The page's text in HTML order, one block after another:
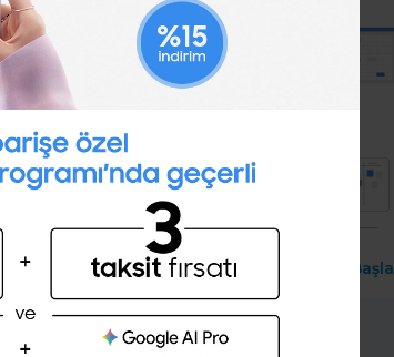
öğrenmek
misin ?
Evet
Ücretsiz Başla